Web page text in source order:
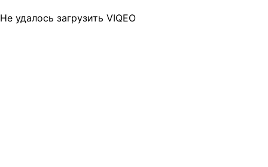
Не удалось загрузить VIQEO